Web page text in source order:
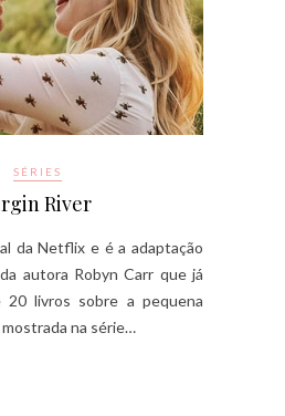
SÉRIES
River
da Netflix e é a adaptação
autora Robyn Carr que já
20 livros sobre a pequena
na série…